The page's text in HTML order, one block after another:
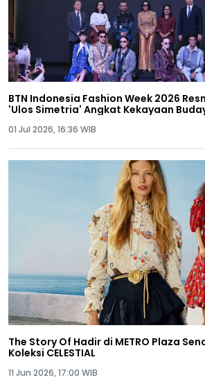
BTN Indonesia Fashion Week 2026
'Ulos Simetria' Angkat Kekayaan
01 Jul 2026, 16:36 WIB
The Story Of Hadir di METRO Plaza
Koleksi CELESTIAL
11 Jun 2026, 17:00 WIB